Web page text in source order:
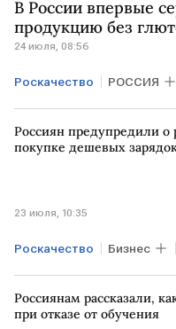
В России впервые
продукцию без
24 июля, 08:56
Роскачество РОССИЯ
Новгородская область
Росаккредитация
Россиян предупредили о
покупке дешевых
23 июля, 10:35
Роскачество Бизнес
РОССИЯ Общество
Россиянам рассказали,
при отказе от обучения